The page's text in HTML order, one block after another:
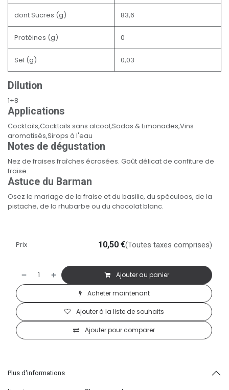
dont Sucres (g) 83,6
Protéines (g) 0
Sel (g) 0,03
Dilution
1+8
Applications
Cocktails,Cocktails sans alcool,Sodas & Limonades,Vins
aromatisés,Sirops à l'eau
Notes de dégustation
Nez de fraises fraîches écrasées. Goût délicat de confiture de
fraise.
Astuce du Barman
Osez le mariage de la fraise et du basilic, du spéculoos, de la
pistache, de la rhubarbe ou du chocolat blanc.
Ajouter au panier
Acheter maintenant
Ajouter pour comparer
Ajouter à la liste de souhaits
Prix 10,50 €(Toutes taxes comprises)
Plus d'informations